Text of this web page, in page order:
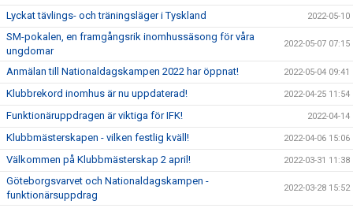
Lyckat tävlings- och träningsläger i Tyskland 2022-05-10
SM-pokalen, en framgångsrik inomhussäsong för våra
ungdomar
2022-05-07 07:15
Anmälan till Nationaldagskampen 2022 har öppnat! 2022-05-04 09:41
Klubbrekord inomhus är nu uppdaterad! 2022-04-25 11:54
Funktionäruppdragen är viktiga för IFK! 2022-04-14
Klubbmästerskapen - vilken festlig kväll! 2022-04-06 15:06
Välkommen på Klubbmästerskap 2 april! 2022-03-31 11:38
Göteborgsvarvet och Nationaldagskampen -
funktionärsuppdrag
2022-03-28 15:52